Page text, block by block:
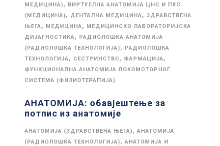
МЕДИЦИНА), ВИРТУЕЛНА АНАТОМИЈА ЦНС И ПХС
(МЕДИЦИНА), ДЕНТАЛНА МЕДИЦИНА, ЗДРАВСТВЕНА
ЊЕГА, МЕДИЦИНА, МЕДИЦИНСКО ЛАБОРАТОРИЈСКА
ДИЈАГНОСТИКА, РАДИОЛОШКА АНАТОМИЈА
(РАДИОЛОШКА ТЕХНОЛОГИЈА), РАДИОЛОШКА
ТЕХНОЛОГИЈА, СЕСТРИНСТВО, ФАРМАЦИЈА,
ФУНКЦИОНАЛНА АНАТОМИЈА ЛОКОМОТОРНОГ
СИСТЕМА (ФИЗИОТЕРАПИЈА)
АНАТОМИЈА: обавјештење за
потпис из анатомије
АНАТОМИЈА (ЗДРАВСТВЕНА ЊЕГА), АНАТОМИЈА
(РАДИОЛОШКА ТЕХНОЛОГИЈА), АНАТОМИЈА И